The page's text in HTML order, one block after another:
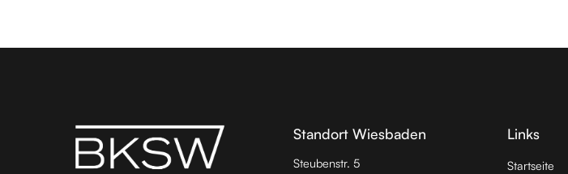
Standort Wiesbaden
Steubenstr. 5
Links
Startseite